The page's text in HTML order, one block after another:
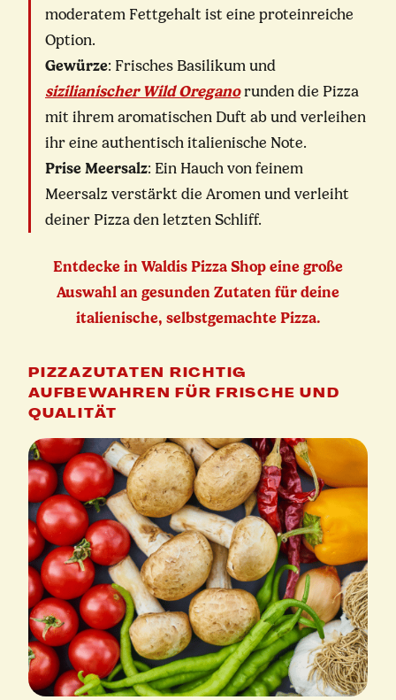
moderatem Fettgehalt ist eine proteinreiche
Option.
Gewürze: Frisches Basilikum und
sizilianischer Wild Oreganorunden die Pizza
mit ihrem aromatischen Duft ab und verleihen
ihr eine authentisch italienische Note.
Prise Meersalz: Ein Hauch von feinem
Meersalz verstärkt die Aromen und verleiht
deiner Pizza den letzten Schliff.
Entdecke in Waldis Pizza Shop eine große
Auswahl an gesunden Zutaten für deine
italienische, selbstgemachte Pizza.
PIZZAZUTATEN RICHTIG
AUFBEWAHREN FÜR FRISCHE UND
QUALITÄT